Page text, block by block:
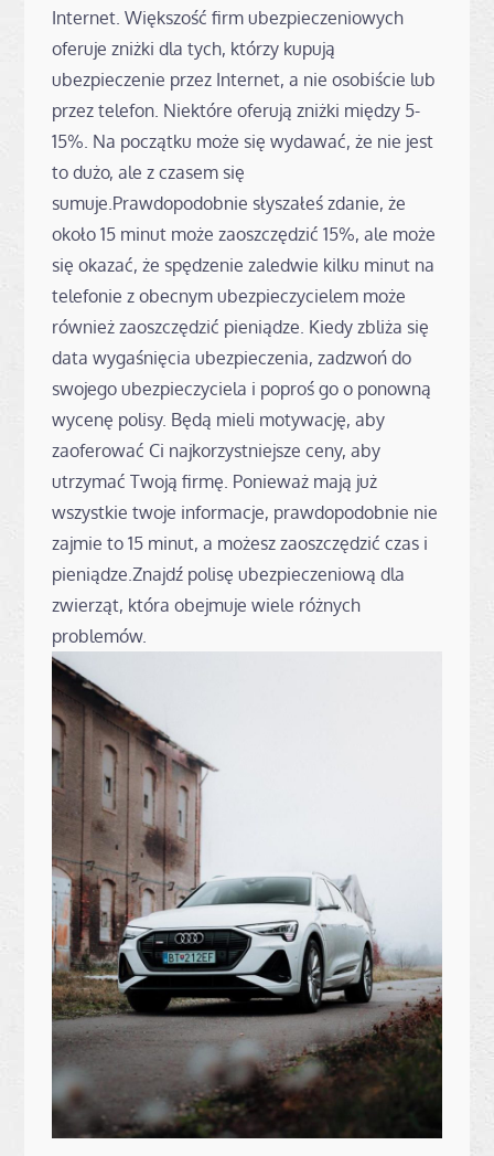
Internet. Większość firm ubezpieczeniowych
oferuje zniżki dla tych, którzy kupują
ubezpieczenie przez Internet, a nie osobiście lub
przez telefon. Niektóre oferują zniżki między 5-
15%. Na początku może się wydawać, że nie jest
to dużo, ale z czasem się
sumuje.Prawdopodobnie słyszałeś zdanie, że
około 15 minut może zaoszczędzić 15%, ale może
się okazać, że spędzenie zaledwie kilku minut na
telefonie z obecnym ubezpieczycielem może
również zaoszczędzić pieniądze. Kiedy zbliża się
data wygaśnięcia ubezpieczenia, zadzwoń do
swojego ubezpieczyciela i poproś go o ponowną
wycenę polisy. Będą mieli motywację, aby
zaoferować Ci najkorzystniejsze ceny, aby
utrzymać Twoją firmę. Ponieważ mają już
wszystkie twoje informacje, prawdopodobnie nie
zajmie to 15 minut, a możesz zaoszczędzić czas i
pieniądze.Znajdź polisę ubezpieczeniową dla
zwierząt, która obejmuje wiele różnych
problemów.